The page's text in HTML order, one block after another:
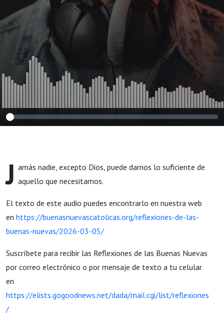
J amás nadie, excepto Dios, puede darnos lo suficiente de
aquello que necesitamos.
El texto de este audio puedes encontrarlo en nuestra web
en https://buenasnuevascatolicas.org/reflexiones-de-las-
buenas-nuevas/2026-03-05/
Suscríbete para recibir las Reflexiones de las Buenas Nuevas
por correo electrónico o por mensaje de texto a tu celular
en
https://elists.gogoodnews.net/dada/mail.cgi/list/reflexiones
/